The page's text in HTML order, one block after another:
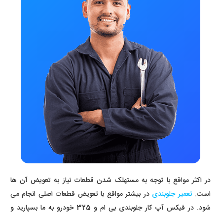
در اکثر مواقع با توجه به مستهلک شدن قطعات نیاز به تعویض آن ها
است.تعمیر جلوبندی در بیشتر مواقع با تعویض قطعات اصلی انجام می
شود. در فیکس آپ کار جلوبندی بی ام و 325 خودرو به ما بسپارید و